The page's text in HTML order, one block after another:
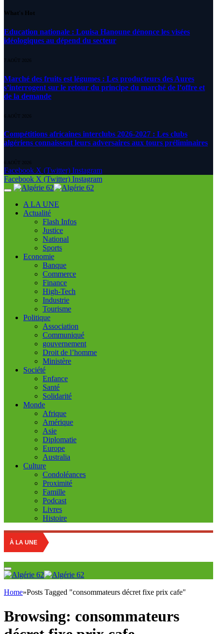
What's Hot
Education nationale : Louisa Hanoune dénonce les visées
idéologiques au dépend du secteur
7 AOÛT 2026
Marché des fruits est légumes : Les producteurs des Aures
s’interrogent sur le retour du principe du marché de l’offre et
de la demande
6 AOÛT 2026
Compétitions africaines interclubs 2026-2027 : Les clubs
algériens connaissent leurs adversaires aux tours préliminaires
6 AOÛT 2026
Facebook X (Twitter) Instagram
Facebook X (Twitter) Instagram
A LA UNE
Actualité
Flash Infos
Justice
National
Sports
Economie
Banque
Commerce
Finance
High-Tech
Industrie
Tourisme
Politique
Association
Communiqué
gouvernement
Droit de l’homme
Ministère
Société
Enfance
Santé
Solidarité
Monde
Afrique
Amérique
Asie
Diplomatie
Europe
Australia
Culture
Condoléances
Proximité
Famille
Podcast
Livres
Histoire
À LA UNE
Home»Posts Tagged "consommateurs décret fixe prix cafe"
Browsing: consommateurs